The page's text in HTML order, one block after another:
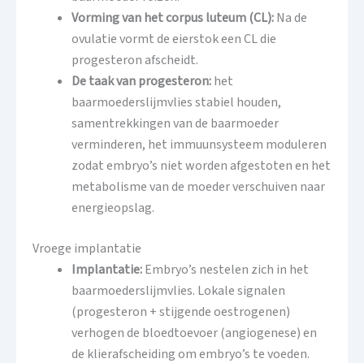
Vorming van het corpus luteum (CL):Na de
ovulatie vormt de eierstok een CL die
progesteron afscheidt.
De taak van progesteron:het
baarmoederslijmvlies stabiel houden,
samentrekkingen van de baarmoeder
verminderen, het immuunsysteem moduleren
zodat embryo’s niet worden afgestoten en het
metabolisme van de moeder verschuiven naar
energieopslag.
Vroege implantatie
Implantatie:Embryo’s nestelen zich in het
baarmoederslijmvlies. Lokale signalen
(progesteron + stijgende oestrogenen)
verhogen de bloedtoevoer (angiogenese) en
de klierafscheiding om embryo’s te voeden.